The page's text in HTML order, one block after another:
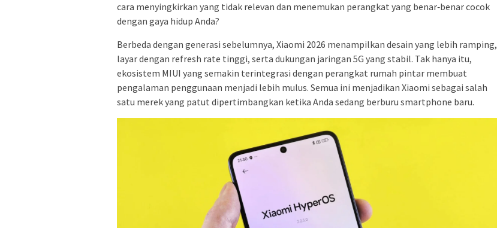
cara menyingkirkan yang tidak relevan dan menemukan perangkat yang benar‑benar cocok
dengan gaya hidup Anda?
Berbeda dengan generasi sebelumnya, Xiaomi 2026 menampilkan desain yang lebih ramping,
layar dengan refresh rate tinggi, serta dukungan jaringan 5G yang stabil. Tak hanya itu,
ekosistem MIUI yang semakin terintegrasi dengan perangkat rumah pintar membuat
pengalaman penggunaan menjadi lebih mulus. Semua ini menjadikan Xiaomi sebagai salah
satu merek yang patut dipertimbangkan ketika Anda sedang berburu smartphone baru.